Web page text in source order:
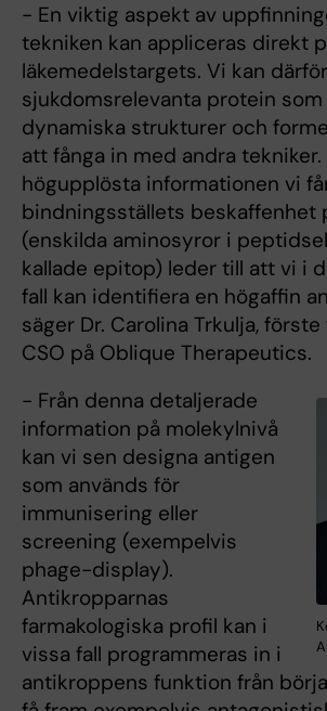
- En viktig aspekt av
tekniken kan appliceras direkt
läkemedelstargets. Vi kan
sjukdomsrelevanta protein
dynamiska strukturer och
att fånga in med andra tekniker.
högupplösta informationen vi
bindningsställets beskaffenhet
(enskilda aminosyror i
kallade epitop) leder till att vi i
fall kan identifiera en högaffin
säger Dr. Carolina Trkulja,
CSO på Oblique Therapeutics.
- Från denna detaljerade
information på molekylnivå
kan vi sen designa antigen
som används för
immunisering eller
screening (exempelvis
phage-display).
Antikropparnas
farmakologiska profil kan i
vissa fall programmeras in i
antikroppens funktion från